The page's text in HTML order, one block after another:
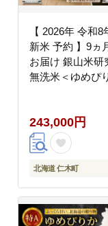
【 2026年 令和8
新米 予約 】9ヵ
お届け 銀山米研
無洗米＜ゆめぴ
飯 ライス 白米 精
ランド米 おにぎ
当 北海道産 [株式
松原米穀]
243,000円
北海道 仁木町